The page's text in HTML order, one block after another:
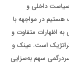
داخلی و
در مواجهه با
اظهارات متفاوت و
است. عینک و
سهم به‌سزایی